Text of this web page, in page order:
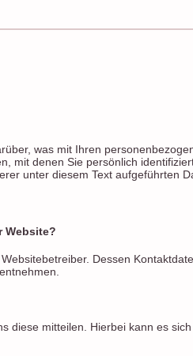
was mit Ihren
mit denen Sie persönlich
unter diesem Text aufgeführten
Website?
Dessen
diese mitteilen. Hierbei kann es